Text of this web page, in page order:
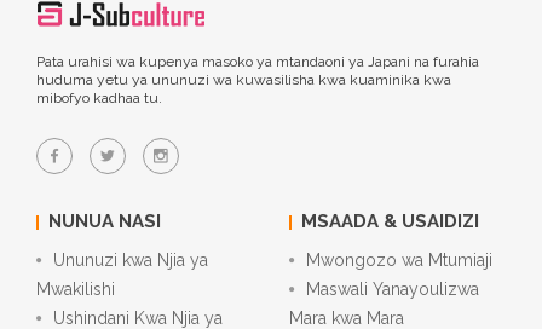
Pata urahisi wa kupenya masoko ya mtandaoni ya Japani na furahia
huduma yetu ya ununuzi wa kuwasilisha kwa kuaminika kwa
mibofyo kadhaa tu.
NUNUA NASI
Ununuzi kwa Njia ya
Mwakilishi
Ushindani Kwa Njia ya
MSAADA & USAIDIZI
Mwongozo wa Mtumiaji
Maswali Yanayoulizwa
Mara kwa Mara